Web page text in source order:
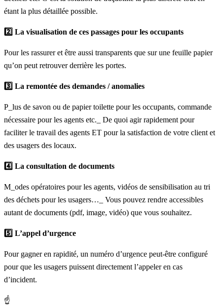
étant la plus détaillée possible.
2️⃣ La visualisation de ces passages pour les occupants
Pour les rassurer et être aussi transparents que sur une feuille papier
qu’on peut retrouver derrière les portes.
3️⃣ La remontée des demandes / anomalies
P_lus de savon ou de papier toilette pour les occupants, commande
nécessaire pour les agents etc._ De quoi agir rapidement pour
faciliter le travail des agents ET pour la satisfaction de votre client et
des usagers des locaux.
4️⃣ La consultation de documents
M_odes opératoires pour les agents, vidéos de sensibilisation au tri
des déchets pour les usagers…_ Vous pouvez rendre accessibles
autant de documents (pdf, image, vidéo) que vous souhaitez.
5️⃣ L’appel d’urgence
Pour gagner en rapidité, un numéro d’urgence peut-être configuré
pour que les usagers puissent directement l’appeler en cas
d’incident.
☝️